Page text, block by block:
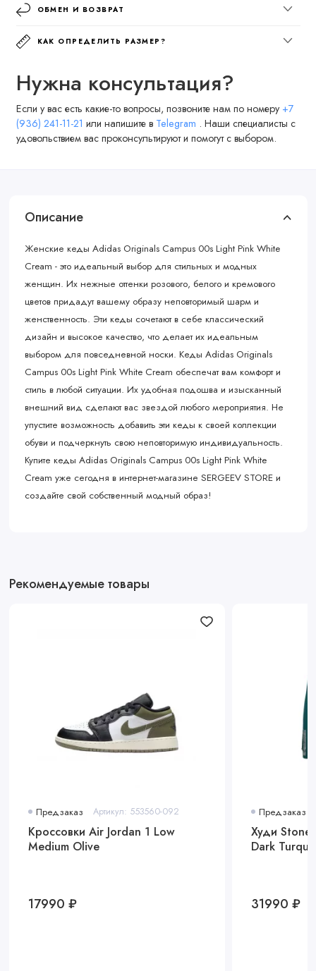
ОБМЕН И ВОЗВРАТ
КАК ОПРЕДЕЛИТЬ РАЗМЕР?
Нужна консультация?
Если у вас есть какие-то вопросы, позвоните нам по номеру +7
(936) 241-11-21 или напишите в Telegram . Наши специалисты с
удовольствием вас проконсультируют и помогут с выбором.
Описание
Женские кеды Adidas Originals Campus 00s Light Pink White
Cream - это идеальный выбор для стильных и модных
женщин. Их нежные оттенки розового, белого и кремового
цветов придадут вашему образу неповторимый шарм и
женственность. Эти кеды сочетают в себе классический
дизайн и высокое качество, что делает их идеальным
выбором для повседневной носки. Кеды Adidas Originals
Campus 00s Light Pink White Cream обеспечат вам комфорт и
стиль в любой ситуации. Их удобная подошва и изысканный
внешний вид сделают вас звездой любого мероприятия. Не
упустите возможность добавить эти кеды к своей коллекции
обуви и подчеркнуть свою неповторимую индивидуальность.
Купите кеды Adidas Originals Campus 00s Light Pink White
Cream уже сегодня в интернет-магазине SERGEEV STORE и
создайте свой собственный модный образ!
Рекомендуемые товары
Предзаказ Артикул: 553560-092
Кроссовки Air Jordan 1 Low
Medium Olive
17990 ₽
Предзаказ
Худи Stone
Dark
31990 ₽